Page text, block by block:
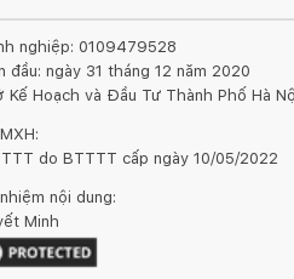
nghiệp: 0109479528
đầu: ngày 31 tháng 12 năm 2020
Kế Hoạch và Đầu Tư Thành Phố Hà
do BTTTT cấp ngày 10/05/2022
nội dung:
Minh